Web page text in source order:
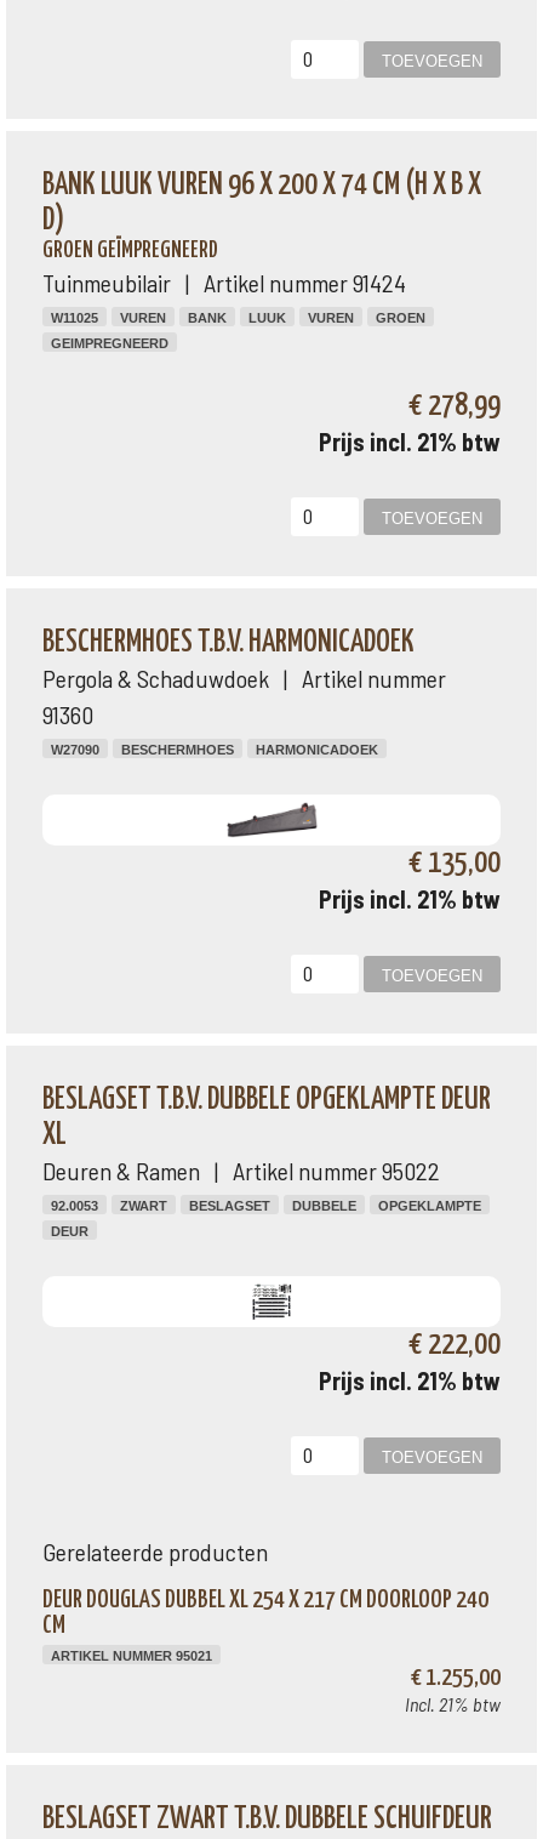
BANK LUUK VUREN 96 X 200 X 74 CM (H X B X
D)
GROEN GEÏMPREGNEERD
Tuinmeubilair | Artikel nummer 91424
W11025 VUREN BANK LUUK VUREN
GROEN
GEIMPREGNEERD
€ 278,99
Prijs incl. 21% btw
BESCHERMHOES T.B.V. HARMONICADOEK
Pergola & Schaduwdoek | Artikel nummer
91360
W27090 BESCHERMHOES HARMONICADOEK
€ 135,00
Prijs incl. 21% btw
BESLAGSET T.B.V. DUBBELE OPGEKLAMPTE DEUR
XL
Deuren & Ramen | Artikel nummer 95022
92.0053 ZWART BESLAGSET DUBBELE
OPGEKLAMPTE
DEUR
€ 222,00
Prijs incl. 21% btw
Gerelateerde producten
DEUR DOUGLAS DUBBEL XL 254 X 217 CM DOORLOOP 240
CM
ARTIKEL NUMMER 95021
€ 1.255,00
Incl. 21% btw
BESLAGSET ZWART T.B.V. DUBBELE SCHUIFDEUR